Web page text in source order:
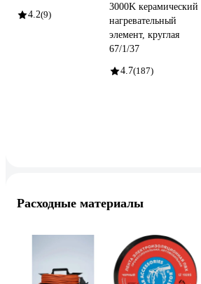
4.2(9)
3000K керамический
нагревательный
элемент, круглая
67/1/37
4.7(187)
Расходные материалы